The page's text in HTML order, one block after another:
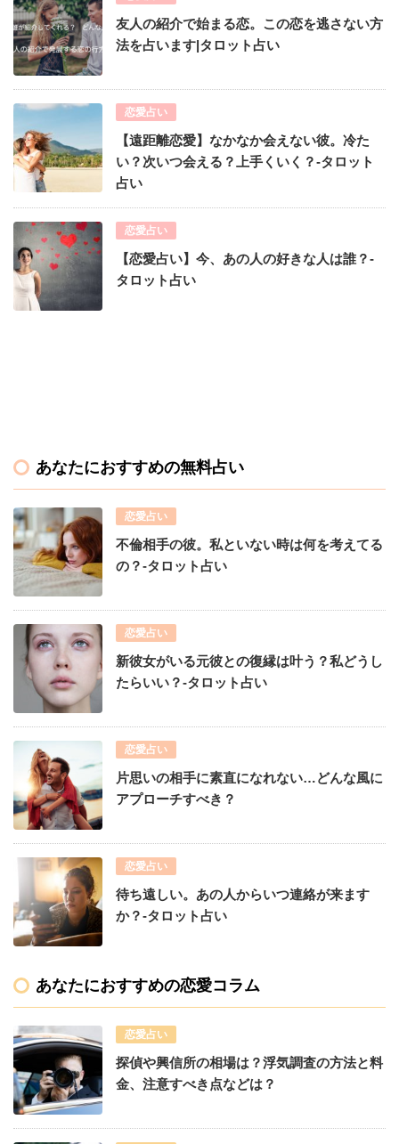
友人の紹介で始まる恋。この恋を逃さない方
法を占います|タロット占い
恋愛占い
【遠距離恋愛】なかなか会えない彼。冷た
い？次いつ会える？上手くいく？-タロット
占い
恋愛占い
【恋愛占い】今、あの人の好きな人は誰？-
タロット占い
あなたにおすすめの無料占い
恋愛占い
不倫相手の彼。私といない時は何を考えてる
の？-タロット占い
恋愛占い
新彼女がいる元彼との復縁は叶う？私どうし
たらいい？-タロット占い
恋愛占い
片思いの相手に素直になれない…どんな風に
アプローチすべき？
恋愛占い
待ち遠しい。あの人からいつ連絡が来ます
か？-タロット占い
あなたにおすすめの恋愛コラム
恋愛占い
探偵や興信所の相場は？浮気調査の方法と料
金、注意すべき点などは？